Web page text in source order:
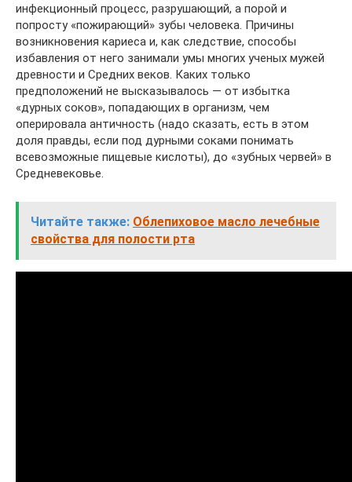
инфекционный процесс, разрушающий, а порой и
попросту «пожирающий» зубы человека. Причины
возникновения кариеса и, как следствие, способы
избавления от него занимали умы многих ученых мужей
древности и Средних веков. Каких только
предположений не высказывалось — от избытка
«дурных соков», попадающих в организм, чем
оперировала античность (надо сказать, есть в этом
доля правды, если под дурными соками понимать
всевозможные пищевые кислоты), до «зубных червей» в
Средневековье.
Читайте также: Облепиховое масло лечебные
свойства для полости рта